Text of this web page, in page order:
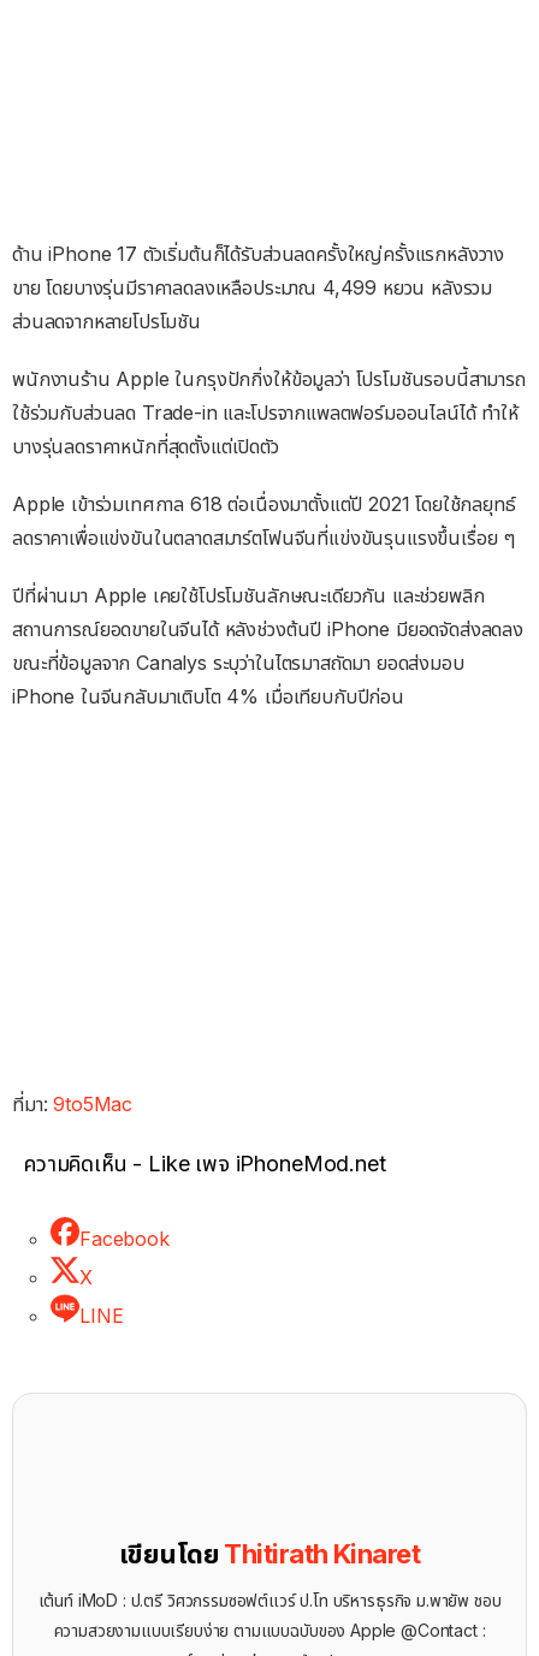
ด้าน iPhone 17 ตัวเริ่มต้นก็ได้รับส่วนลดครั้งใหญ่ครั้งแรกหลังวาง
ขาย โดยบางรุ่นมีราคาลดลงเหลือประมาณ 4,499 หยวน หลังรวม
ส่วนลดจากหลายโปรโมชัน
พนักงานร้าน Apple ในกรุงปักกิ่งให้ข้อมูลว่า โปรโมชันรอบนี้สามารถ
ใช้ร่วมกับส่วนลด Trade-in และโปรจากแพลตฟอร์มออนไลน์ได้ ทำให้
บางรุ่นลดราคาหนักที่สุดตั้งแต่เปิดตัว
Apple เข้าร่วมเทศกาล 618 ต่อเนื่องมาตั้งแต่ปี 2021 โดยใช้กลยุทธ์
ลดราคาเพื่อแข่งขันในตลาดสมาร์ตโฟนจีนที่แข่งขันรุนแรงขึ้นเรื่อย ๆ
ปีที่ผ่านมา Apple เคยใช้โปรโมชันลักษณะเดียวกัน และช่วยพลิก
สถานการณ์ยอดขายในจีนได้ หลังช่วงต้นปี iPhone มียอดจัดส่งลดลง
ขณะที่ข้อมูลจาก Canalys ระบุว่าในไตรมาสถัดมา ยอดส่งมอบ
iPhone ในจีนกลับมาเติบโต 4% เมื่อเทียบกับปีก่อน
ที่มา:9to5Mac
ความคิดเห็น - Like เพจ iPhoneMod.net
Facebook
X
LINE
เขียนโดย Thitirath Kinaret
เต้นท์ iMoD : ป.ตรี วิศวกรรมซอฟต์แวร์ ป.โท บริหารธุรกิจ ม.พายัพ ชอบ
ความสวยงามแบบเรียบง่าย ตามแบบฉบับของ Apple @Contact :